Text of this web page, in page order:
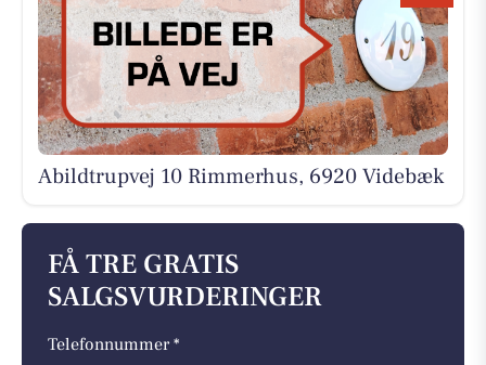
Abildtrupvej 10 Rimmerhus, 6920 Videbæk
FÅ TRE GRATIS
SALGSVURDERINGER
Telefonnummer *